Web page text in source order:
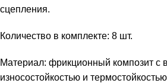
сцепления.
Количество в комплекте: 8 шт.
Материал: фрикционный композит с
износостойкостью и